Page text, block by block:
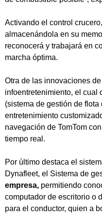
Activando el control
almacenándola en su
reconocerá y trabajará en
marcha óptima.
Otra de las innovaciones
infoentretenimiento, el cual
(sistema de gestión de
entretenimiento
navegación de TomTom
tiempo real.
Por último destaca el
Dynafleet, el Sistema de
empresa, permitiendo
computador de escritorio o
para el conductor, quien a